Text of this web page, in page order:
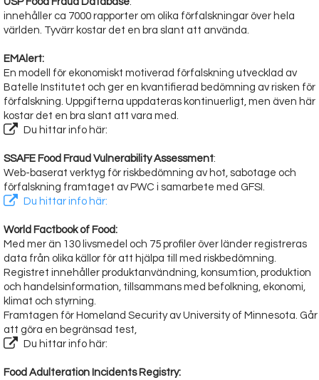
innehåller ca 7000 rapporter om olika förfalskningar över hela
världen. Tyvärr kostar det en bra slant att använda.
EMAlert:
En modell för ekonomiskt motiverad förfalskning utvecklad av
Batelle Institutet och ger en kvantifierad bedömning av risken för
förfalskning. Uppgifterna uppdateras kontinuerligt, men även här
kostar det en bra slant att vara med.
Du hittar info här:
SSAFE Food Fraud Vulnerability Assessment:
Web-baserat verktyg för riskbedömning av hot, sabotage och
förfalskning framtaget av PWC i samarbete med GFSI.
Du hittar info här:
World Factbook of Food:
Med mer än 130 livsmedel och 75 profiler över länder registreras
data från olika källor för att hjälpa till med riskbedömning.
Registret innehåller produktanvändning, konsumtion, produktion
och handelsinformation, tillsammans med befolkning, ekonomi,
klimat och styrning.
Framtagen för Homeland Security av University of Minnesota. Går
att göra en begränsad test,
Du hittar info här:
Food Adulteration Incidents Registry: